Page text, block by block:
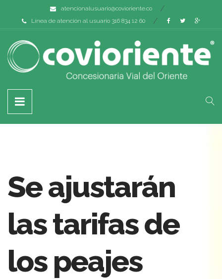
atencionalusuario@covioriente.co
Línea de atención al usuario 316 834 12 60
Se ajustarán
las tarifas de
los peajes